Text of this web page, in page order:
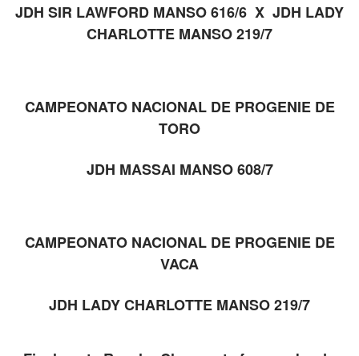
JDH SIR LAWFORD MANSO 616/6 X JDH LADY
CHARLOTTE MANSO 219/7
CAMPEONATO NACIONAL DE PROGENIE DE
TORO
JDH MASSAI MANSO 608/7
CAMPEONATO NACIONAL DE PROGENIE DE
VACA
JDH LADY CHARLOTTE MANSO 219/7